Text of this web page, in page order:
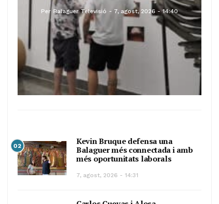
Per Balaguer Televisió 7, agost, 2026 - 14:40
02
Kevin Bruque defensa una
Balaguer més connectada i amb
més oportunitats laborals
7, agost, 2026 - 14:31